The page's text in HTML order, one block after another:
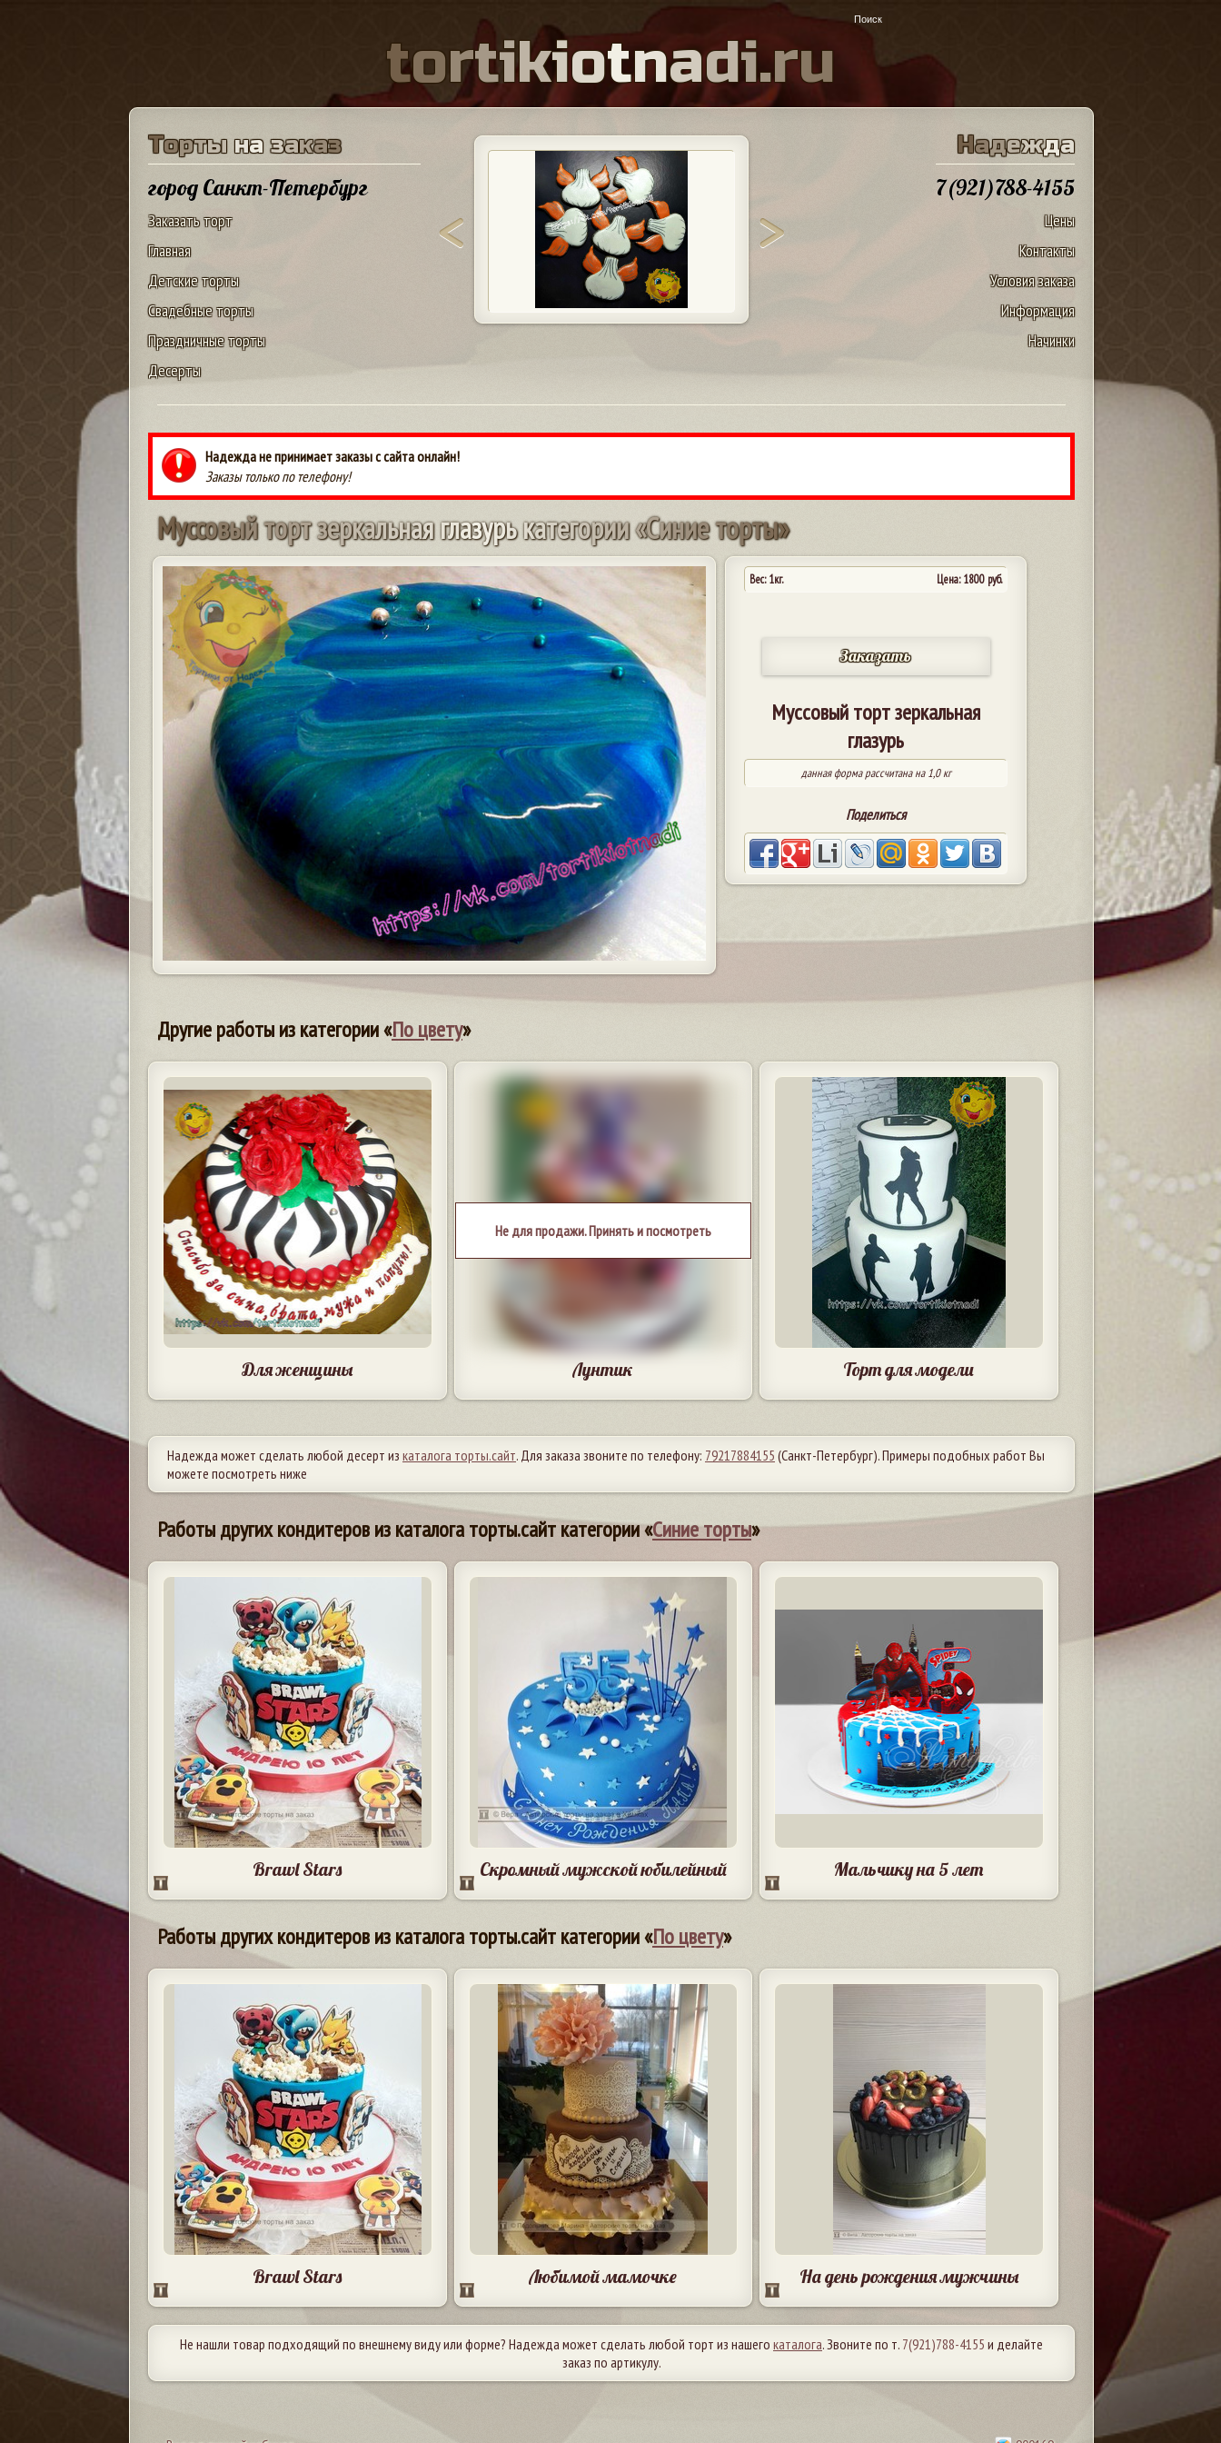
tortikiotnadi.ru
Торты на заказ
город Санкт-Петербург
Заказать торт
Главная
Детские торты
Свадебные торты
Праздничные торты
Десерты
Надежда
7(921)788-4155
Цены
Контакты
Условия заказа
Информация
Начинки
Надежда не принимает заказы с сайта онлайн!
Заказы только по телефону!
Муссовыйтортзеркальнаяглазурькатегории«Синиеторты»
Вес: 1кг. Цена:1800 руб.
Заказать
Муссовый торт зеркальная
глазурь
данная форма рассчитана на 1,0 кг
Поделиться
Другие работы из категории «По цвету»
Для женщины
Не для продажи. Принять и посмотреть
Лунтик Торт для модели
Надежда может сделать любой десерт из каталога торты.сайт. Для заказа звоните по телефону: 79217884155 (Санкт-Петербург). Примеры подобных работ Вы
можете посмотреть ниже
Работы других кондитеров из каталога торты.сайт категории «Синие торты»
Brawl Stars Скромный мужской юбилейный Мальчику на 5 лет
Работы других кондитеров из каталога торты.сайт категории «По цвету»
Brawl Stars Любимой мамочке На день рождения мужчины
Не нашли товар подходящий по внешнему виду или форме? Надежда может сделать любой торт из нашего каталога. Звоните по т. 7(921)788-4155 и делайте
заказ по артикулу.